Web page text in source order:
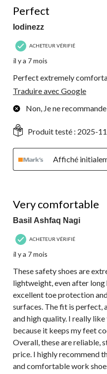
Perfect
Iodinezz
ACHETEUR VÉRIFIÉ
il y a 7 mois
Perfect extremely
Traduire avec Google
Non, Je ne
Produit testé : 2025-
Affiché
Very comfortable
Basil Ashfaq Nagi
ACHETEUR VÉRIFIÉ
il y a 7 mois
These safety shoes are
lightweight, even after
excellent toe protection
surfaces. The fit is perfect,
and high quality. I really
because it keeps my feet
Overall, these are reliable,
price. I highly recommend
and comfortable work